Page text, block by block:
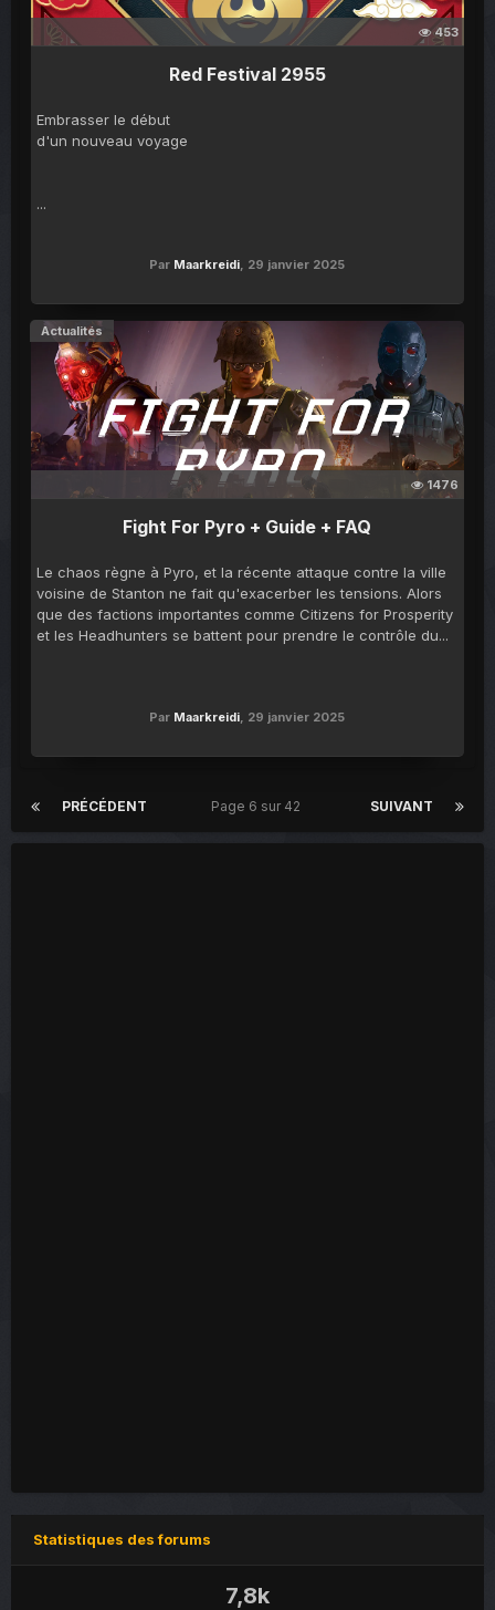
453
Red Festival 2955
Embrasser le début
d'un nouveau voyage
...
Par Maarkreidi, 29 janvier 2025
Actualités
1476
Fight For Pyro + Guide + FAQ
Le chaos règne à Pyro, et la récente attaque contre la ville
voisine de Stanton ne fait qu'exacerber les tensions. Alors
que des factions importantes comme Citizens for Prosperity
et les Headhunters se battent pour prendre le contrôle du...
Par Maarkreidi, 29 janvier 2025
PRÉCÉDENT SUIVANT
Page 6 sur 42
Statistiques des forums
7,8k